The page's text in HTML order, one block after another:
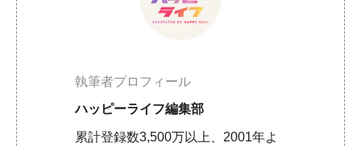
執筆者プロフィール
ハッピーライフ編集部
累計登録数3,500万以上、2001年よ